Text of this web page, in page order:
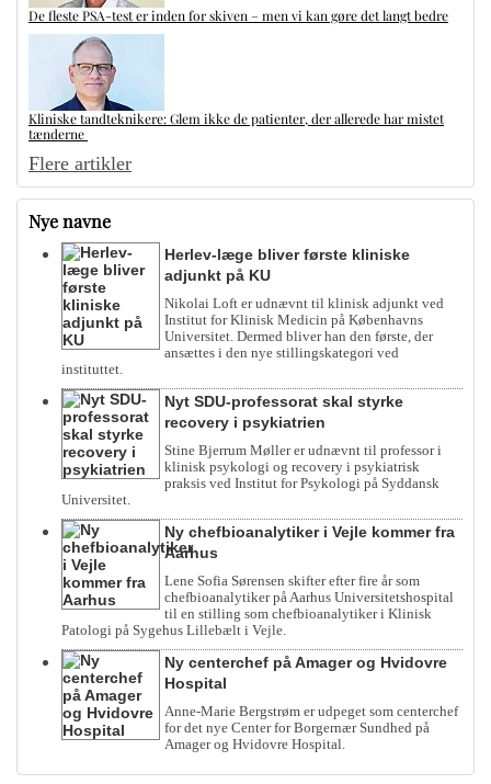
De fleste PSA-test er inden for skiven – men vi kan gøre det langt bedre
Kliniske tandteknikere: Glem ikke de patienter, der allerede har mistet
tænderne
Flere artikler
Nye navne
Herlev-læge bliver første kliniske
adjunkt på KU
Nikolai Loft er udnævnt til klinisk adjunkt ved
Institut for Klinisk Medicin på Københavns
Universitet. Dermed bliver han den første, der
ansættes i den nye stillingskategori ved
instituttet.
Nyt SDU-professorat skal styrke
recovery i psykiatrien
Stine Bjerrum Møller er udnævnt til professor i
klinisk psykologi og recovery i psykiatrisk
praksis ved Institut for Psykologi på Syddansk
Universitet.
Ny chefbioanalytiker i Vejle kommer fra
Aarhus
Lene Sofia Sørensen skifter efter fire år som
chefbioanalytiker på Aarhus Universitetshospital
til en stilling som chefbioanalytiker i Klinisk
Patologi på Sygehus Lillebælt i Vejle.
Ny centerchef på Amager og Hvidovre
Hospital
Anne-Marie Bergstrøm er udpeget som centerchef
for det nye Center for Borgernær Sundhed på
Amager og Hvidovre Hospital.